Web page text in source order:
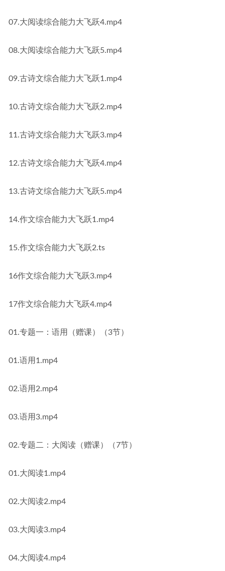
07.大阅读综合能力大飞跃4.mp4
08.大阅读综合能力大飞跃5.mp4
09.古诗文综合能力大飞跃1.mp4
10.古诗文综合能力大飞跃2.mp4
11.古诗文综合能力大飞跃3.mp4
12.古诗文综合能力大飞跃4.mp4
13.古诗文综合能力大飞跃5.mp4
14.作文综合能力大飞跃1.mp4
15.作文综合能力大飞跃2.ts
16作文综合能力大飞跃3.mp4
17作文综合能力大飞跃4.mp4
01.专题一：语用（赠课）（3节）
01.语用1.mp4
02.语用2.mp4
03.语用3.mp4
02.专题二：大阅读（赠课）（7节）
01.大阅读1.mp4
02.大阅读2.mp4
03.大阅读3.mp4
04.大阅读4.mp4